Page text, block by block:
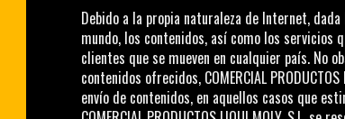
Debido a la propia naturaleza de Internet,
mundo, los contenidos, así como los servicios
clientes que se mueven en cualquier país.
contenidos ofrecidos, COMERCIAL
envío de contenidos, en aquellos casos que